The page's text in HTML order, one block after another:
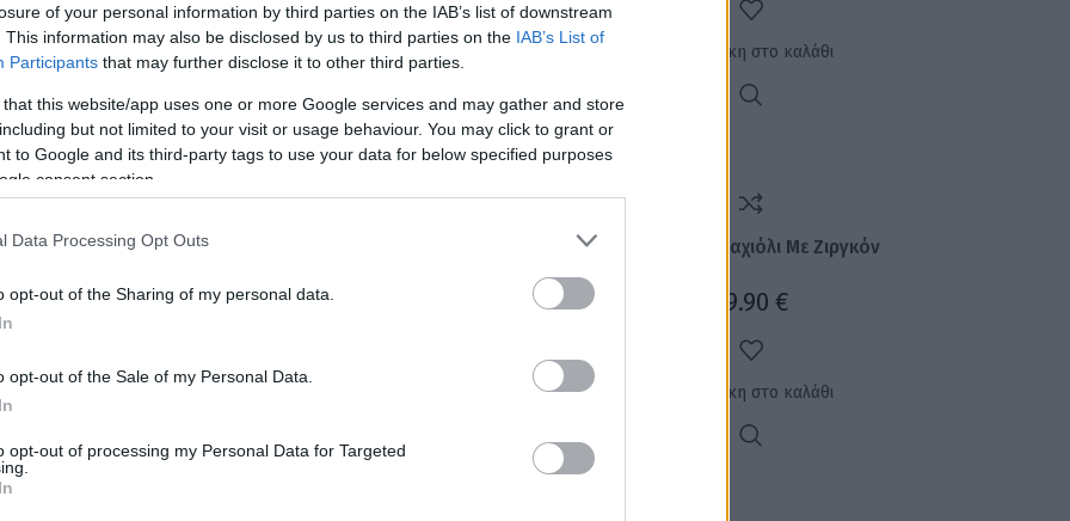
of your personal information by third parties on the IAB’s list of downstream
This information may also be disclosed by us to third parties on the IAB’s List of
Participants that may further disclose it to other third parties.
that this website/app uses one or more Google services and may gather and store
but not limited to your visit or usage behaviour. You may click to grant or
to Google and its third-party tags to use your data for below specified purposes
consent section.
Data Processing Opt Outs
opt-out of the Sharing of my personal data.
opt-out of the Sale of my Personal Data.
opt-out of processing my Personal Data for Targeted
στο καλάθι Προσθήκη στο καλάθι Προσθήκη στο καλάθι
επιχρυσωμενη
€
στο καλάθι
Ατσάλινο Βραχιόλι Με Ζιργκόν
19.90 €
Προσθήκη στο καλάθι